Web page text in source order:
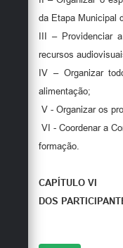
da Etapa Municipal
III – Providenciar
recursos
IV – Organizar
alimentação;
V - Organizar os
VI - Coordenar a
formação.
CAPÍTULO VI
DOS